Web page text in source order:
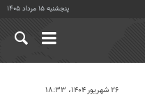
پنجشنبه ۱۵ مرداد ۱۴۰۵
۲۶ شهریور ۱۴۰۴، ۱۸:۳۳